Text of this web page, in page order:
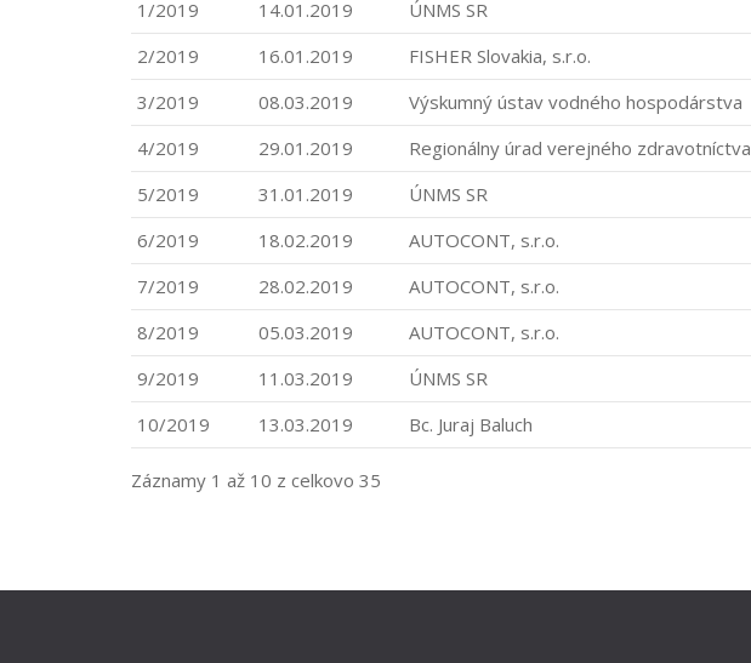
1/2019
14.01.2019 ÚNMS SR
2/2019
16.01.2019 FISHER Slovakia, s.r.o.
3/2019
08.03.2019 Výskumný ústav vodného hospodárstva
4/2019
29.01.2019 Regionálny úrad verejného zdravotníctva
5/2019
31.01.2019 ÚNMS SR
6/2019
18.02.2019 AUTOCONT, s.r.o.
7/2019
28.02.2019 AUTOCONT, s.r.o.
8/2019
05.03.2019 AUTOCONT, s.r.o.
9/2019
11.03.2019 ÚNMS SR
10/2019
13.03.2019 Bc. Juraj Baluch
Záznamy 1 až 10 z celkovo 35